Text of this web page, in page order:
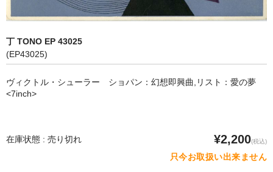
CD&BOOK
PICK UP
ORDER
丁 TONO EP 43025
(EP43025)
ヴィクトル・シューラー ショパン：幻想即興曲,リスト：愛の夢
<7inch>
在庫状態 : 売り切れ ¥2,200(税込)
只今お取扱い出来ません